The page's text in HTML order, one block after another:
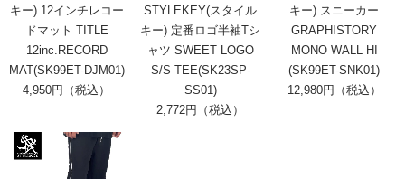
キー) 12インチレコー
ドマット TITLE
12inc.RECORD
MAT(SK99ET-DJM01)
4,950円（税込）
STYLEKEY(スタイル
キー) 定番ロゴ半袖Tシ
ャツ SWEET LOGO
S/S TEE(SK23SP-
SS01)
2,772円（税込）
キー) スニーカー
GRAPHISTORY
MONO WALL HI
(SK99ET-SNK01)
12,980円（税込）